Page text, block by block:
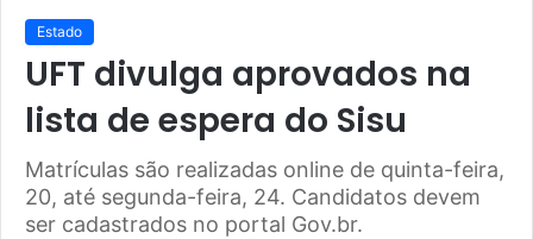
Estado
UFT divulga aprovados na
lista de espera do Sisu
Matrículas são realizadas online de quinta-feira,
20, até segunda-feira, 24. Candidatos devem
ser cadastrados no portal Gov.br.